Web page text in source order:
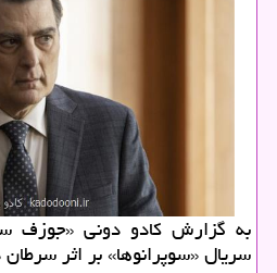
به گزارش کادو دونی «جوزف
سریال «سوپرانوها» بر اثر